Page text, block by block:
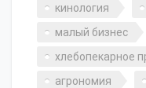
кинология
малый бизнес
хлебопекарное
агрономия